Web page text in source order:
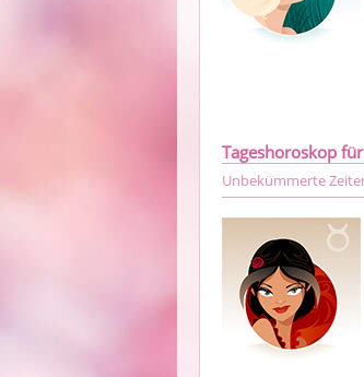
Tageshoroskop
Unbekümmerte